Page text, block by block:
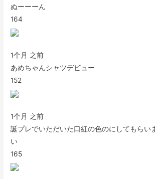
ぬーーーん
164
1个月 之前
あめちゃんシャツデビュー
152
1个月 之前
誕プレでいただいた口紅の色のにしてもらい
い
165